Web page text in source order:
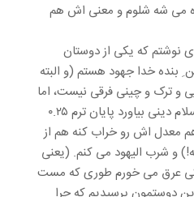
می شه شلوم و معنی اش هم
نوشتم که یکی از دوستان
بنده خدا جهود هستم (و البته
و ترک و چینی فرقی نیست، اما
گفته اند هر که جز اسلام دینی بیاورد پایان ترم ۰.۲۵
معدل اش رو خراب کنه هم از
و شرب الیهود می کنم. (یعنی
عرق می خورم طوری که مست